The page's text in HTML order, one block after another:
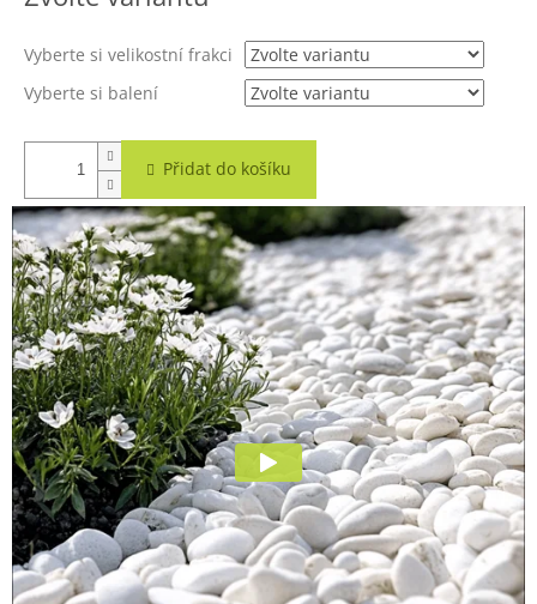
Vyberte si velikostní frakci
Vyberte si balení
Přidat do košíku
Okrasné oblázky neboli valounky z třpytivě bílého mramoru
jsou velmi zajímavým dekorativním doplňkem v interiéru i
exteriéru. Valounky jsou z pevného nenasákavého mramoru
a jsou mrazuvzdorné. V nabídce máme několik velikostních
frakcí těchto mramorových valounků a další frakci
většíchvalounůze stejného materiálu. Jedná se o jeden z
nejoblíbenějších druhů okrasného kamene na našem trhu.
Nejmenší kamínky mají frakci 1 - 4 cm, střední 2 - 6 cm a
největší 4 - 10 cm.
U variantypaleta s dopravou zdarmaumožňujeme mix
frakcí. Přesný počet pytlů od jednotlivých velikostí uveďte do
poznámky v košíku (celkový součet namíchaných pytlů se
musí rovnat velikosti vybrané palety).